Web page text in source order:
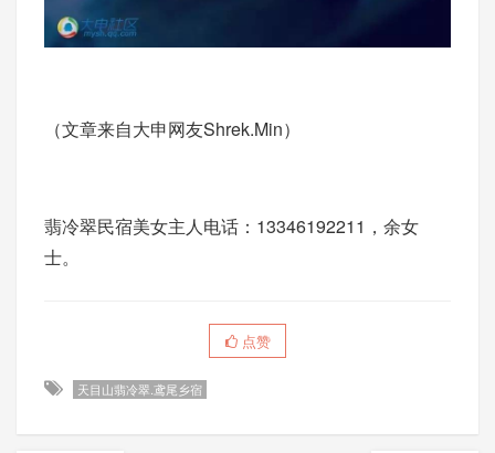
（文章来自大申网友Shrek.Min）
翡冷翠民宿美女主人电话：13346192211，余女
士。
点赞
天目山翡冷翠.鸢尾乡宿